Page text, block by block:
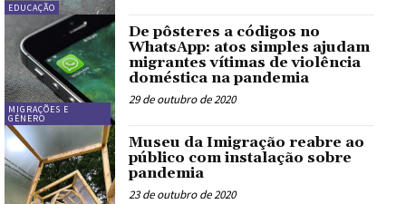
EDUCAÇÃO
MIGRAÇÕES E
GÊNERO
De pôsteres a códigos no
WhatsApp: atos simples ajudam
migrantes vítimas de violência
doméstica na pandemia
29 de outubro de 2020
Museu da Imigração reabre ao
público com instalação sobre
pandemia
23 de outubro de 2020